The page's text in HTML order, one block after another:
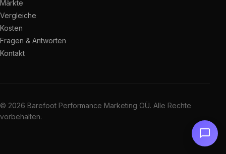
Märkte
Vergleiche
Kosten
Fragen & Antworten
Kontakt
© 2026 Barefoot Performance Marketing OÜ. Alle Rechte
vorbehalten.